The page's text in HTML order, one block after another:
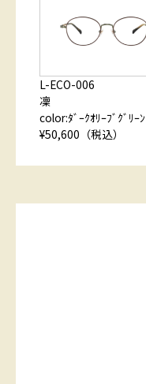
L-ECO-006
凜
color:ﾀﾞｰｸｵﾘｰﾌﾞｸﾞﾘｰﾝ
¥50,600（税込）